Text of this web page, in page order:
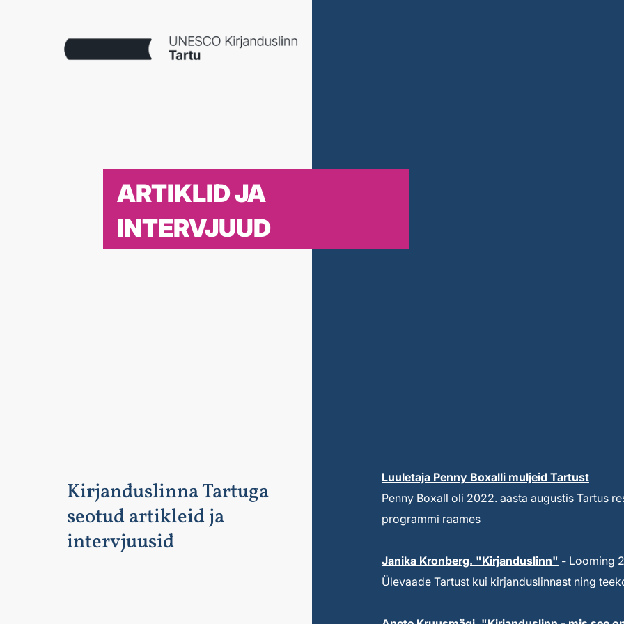
ARTIKLID JA
INTERVJUUD
Kirjanduslinna Tartuga
seotud artikleid ja
intervjuusid
Luuletaja Penny Boxalli muljeid Tartust
Penny Boxall oli 2022. aasta augustis Tartus
programmi raames
Janika Kronberg. "Kirjanduslinn" -Looming
Ülevaade Tartust kui kirjanduslinnast ning